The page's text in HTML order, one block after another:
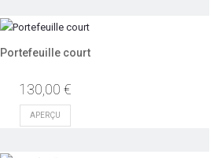
Portefeuille court
130,00 €
APERÇU